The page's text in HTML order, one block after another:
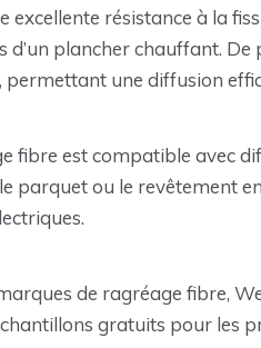
excellente résistance à la
d’un plancher chauffant.
permettant une diffusion
fibre est compatible avec
parquet ou le revêtement
de ragréage fibre,
gratuits pour les